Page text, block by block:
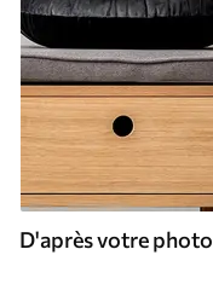
D'après votre photo